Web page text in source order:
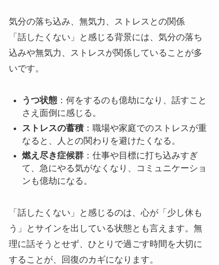
気分の落ち込み、無気力、ストレスとの関係
「話したくない」と感じる背景には、気分の落ち
込みや無気力、ストレスが関係していることが多
いです。
うつ状態：何をするのも億劫になり、話すこと
さえ面倒に感じる。
ストレスの蓄積：職場や家庭でのストレスが重
なると、人との関わりを避けたくなる。
燃え尽き症候群：仕事や目標に打ち込みすぎ
て、急にやる気がなくなり、コミュニケーショ
ンも億劫になる。
「話したくない」と感じるのは、心が「少し休も
う」とサインを出している状態とも言えます。無
理に話そうとせず、ひとりで過ごす時間を大切に
することが、回復のカギになります。